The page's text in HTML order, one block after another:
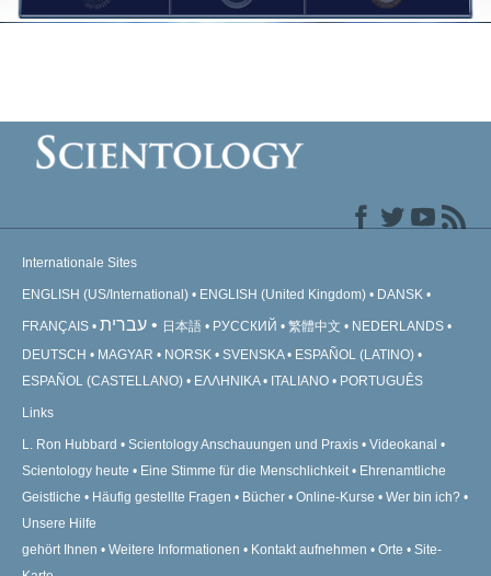
Internationale Sites
ENGLISH (US/International) ENGLISH (United Kingdom) DANSK
FRANÇAIS עברית 日本語 РУССКИЙ 繁體中文
NEDERLANDS
DEUTSCH
MAGYAR NORSK SVENSKA
ESPAÑOL (LATINO)
ESPAÑOL (CASTELLANO)
ΕΛΛΗΝΙΚA ITALIANO PORTUGUÊS
Links
L. Ron Hubbard Scientology Anschauungen und Praxis
Videokanal
Scientology heute
Eine Stimme für die Menschlichkeit
Ehrenamtliche
Geistliche
Häufig gestellte Fragen Bücher Online-Kurse
Wer bin ich?
Unsere Hilfe
gehört Ihnen
Weitere Informationen Kontakt aufnehmen Orte
Site-